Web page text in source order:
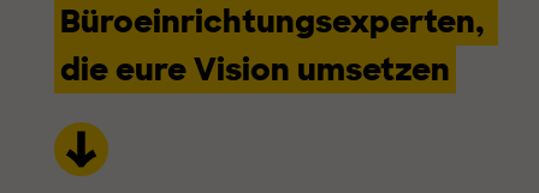
Büroeinrichtungsexperten,
die eure Vision umsetzen